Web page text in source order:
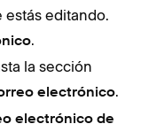
estás editando.
.
la sección
electrónico.
electrónico de